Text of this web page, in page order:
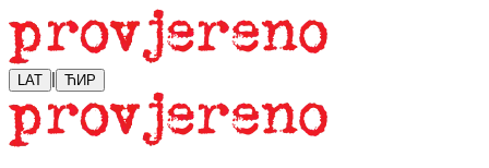
LAT | ЋИР